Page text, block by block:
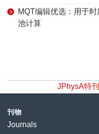
MQT编辑优选：用于
池计算
JPhysA特
刊物
Journals